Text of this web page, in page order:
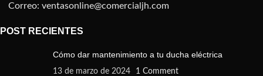
Correo: ventasonline@comercialjh.com
POST RECIENTES
Cómo dar mantenimiento a tu ducha eléctrica
13 de marzo de 2024 1 Comment